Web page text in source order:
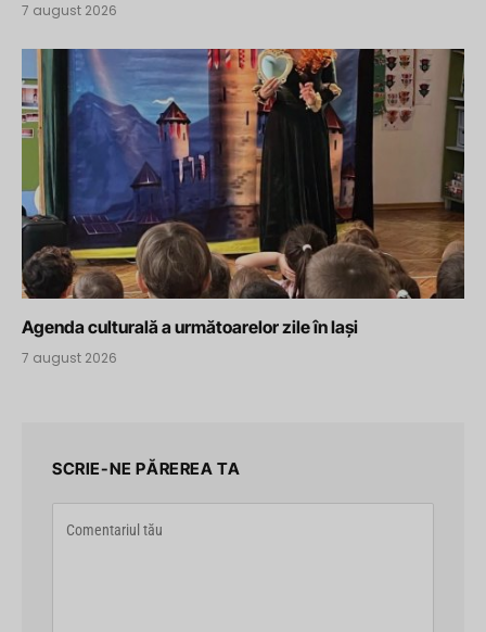
7 august 2026
Agenda culturală a următoarelor zile în Iași
7 august 2026
SCRIE-NE PĂREREA TA